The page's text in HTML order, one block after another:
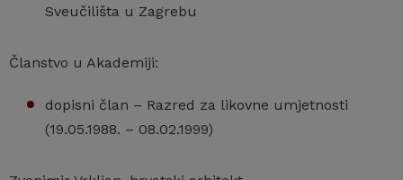
Sveučilišta u Zagrebu
Članstvo u Akademiji:
dopisni član – Razred za likovne umjetnosti
(19.05.1988. – 08.02.1999)